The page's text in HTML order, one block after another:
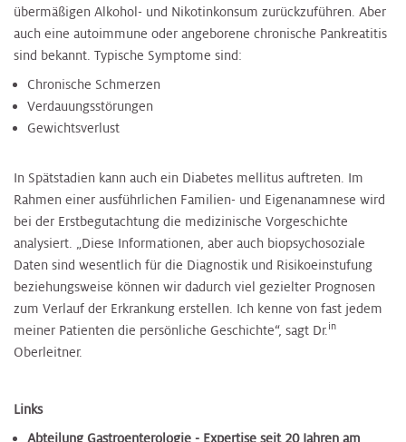
übermäßigen Alkohol- und Nikotinkonsum zurückzuführen. Aber
auch eine autoimmune oder angeborene chronische Pankreatitis
sind bekannt. Typische Symptome sind:
Chronische Schmerzen
Verdauungsstörungen
Gewichtsverlust
In Spätstadien kann auch ein Diabetes mellitus auftreten. Im
Rahmen einer ausführlichen Familien- und Eigenanamnese wird
bei der Erstbegutachtung die medizinische Vorgeschichte
analysiert. „Diese Informationen, aber auch biopsychosoziale
Daten sind wesentlich für die Diagnostik und Risikoeinstufung
beziehungsweise können wir dadurch viel gezielter Prognosen
zum Verlauf der Erkrankung erstellen. Ich kenne von fast jedem
meiner Patienten die persönliche Geschichte“, sagt Dr.in
Oberleitner.
Links
Abteilung Gastroenterologie - Expertise seit 20 Jahren am